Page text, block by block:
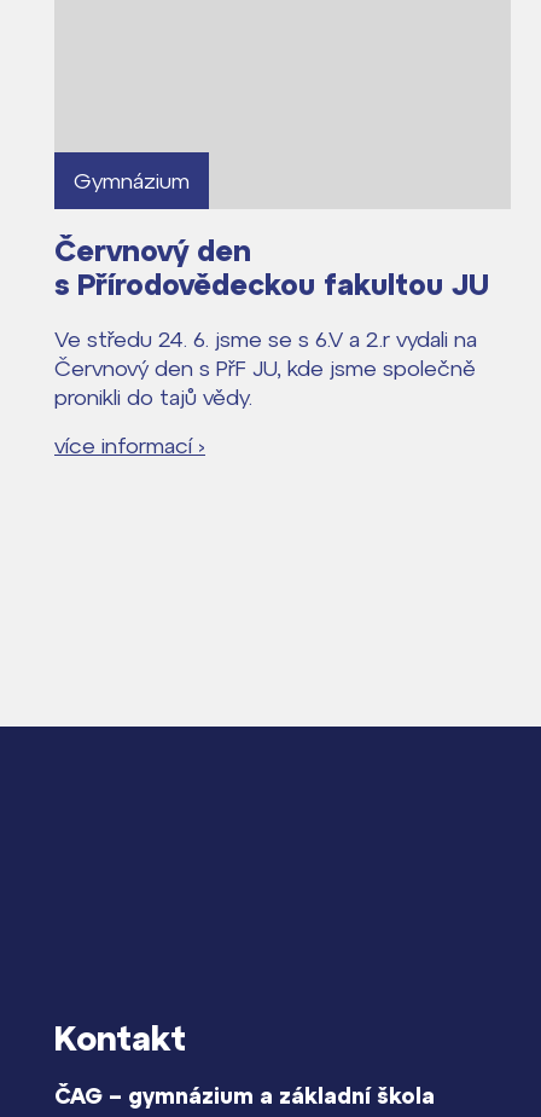
Gymnázium
Červnový den
s Přírodovědeckou fakultou JU
Ve středu 24. 6. jsme se s 6.V a 2.r vydali na
Červnový den s PřF JU, kde jsme společně
pronikli do tajů vědy.
více informací ›
Kontakt
ČAG – gymnázium a základní škola